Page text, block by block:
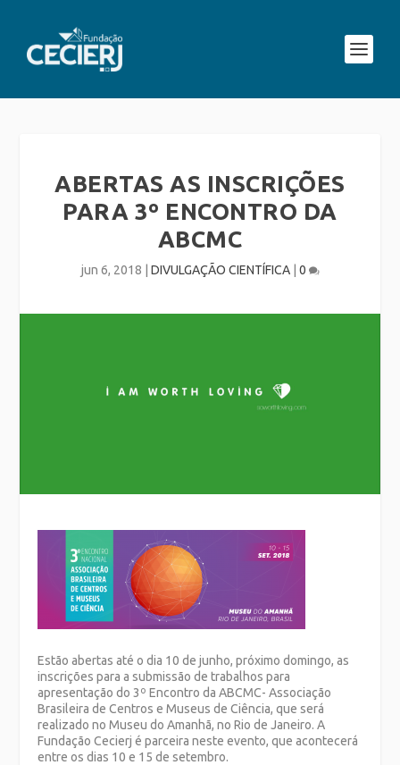
ABERTAS AS INSCRIÇÕES
PARA 3º ENCONTRO DA
ABCMC
jun 6, 2018 DIVULGAÇÃO CIENTÍFICA| 0
Estão abertas até o dia 10 de junho, próximo domingo, as
inscrições para a submissão de trabalhos para
apresentação do 3º Encontro da ABCMC- Associação
Brasileira de Centros e Museus de Ciência, que será
realizado no Museu do Amanhã, no Rio de Janeiro. A
Fundação Cecierj é parceira neste evento, que acontecerá
entre os dias 10 e 15 de setembro.